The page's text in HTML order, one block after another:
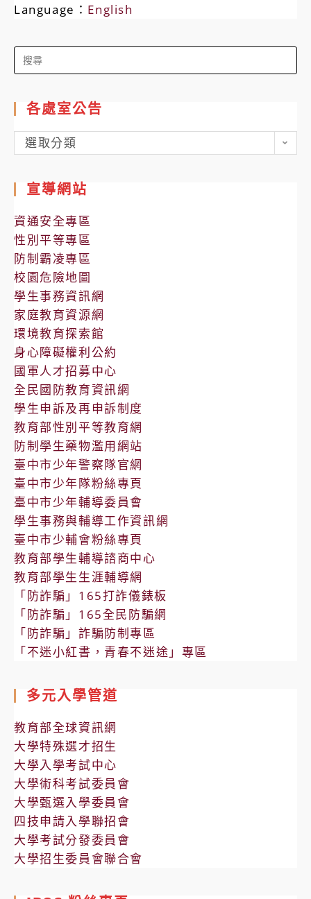
Language： English
Search
for:
各處室公告
各
處
公
告
選取分類
宣導網站
資通安全專區
性別平等專區
防制霸凌專區
校園危險地圖
學生事務資訊網
家庭教育資源網
環境教育探索館
身心障礙權利公約
國軍人才招募中心
全民國防教育資訊網
學生申訴及再申訴制度
教育部性別平等教育網
防制學生藥物濫用網站
臺中市少年警察隊官網
臺中市少年隊粉絲專頁
臺中市少年輔導委員會
學生事務與輔導工作資訊網
臺中市少輔會粉絲專頁
教育部學生輔導諮商中心
教育部學生生涯輔導網
「防詐騙」165打詐儀錶板
「防詐騙」165全民防騙網
「防詐騙」詐騙防制專區
「不迷小紅書，青春不迷途」專區
多元入學管道
教育部全球資訊網
大學特殊選才招生
大學入學考試中心
大學術科考試委員會
大學甄選入學委員會
四技申請入學聯招會
大學考試分發委員會
大學招生委員會聯合會